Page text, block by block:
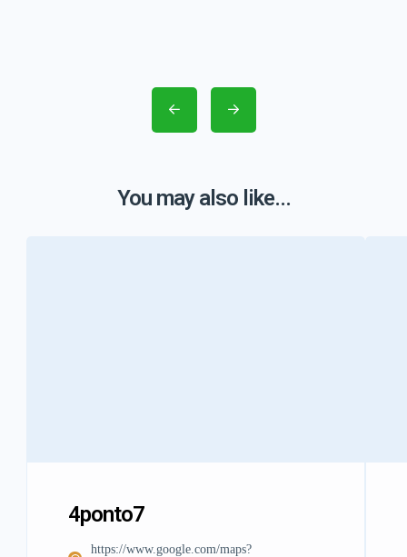
You may also like...
4ponto7
https://www.google.com/maps?